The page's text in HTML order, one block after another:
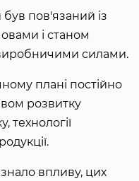
був пов'язаний із
і станом
виробничими силами.
плані постійно
розвитку
технології
впливу, цих